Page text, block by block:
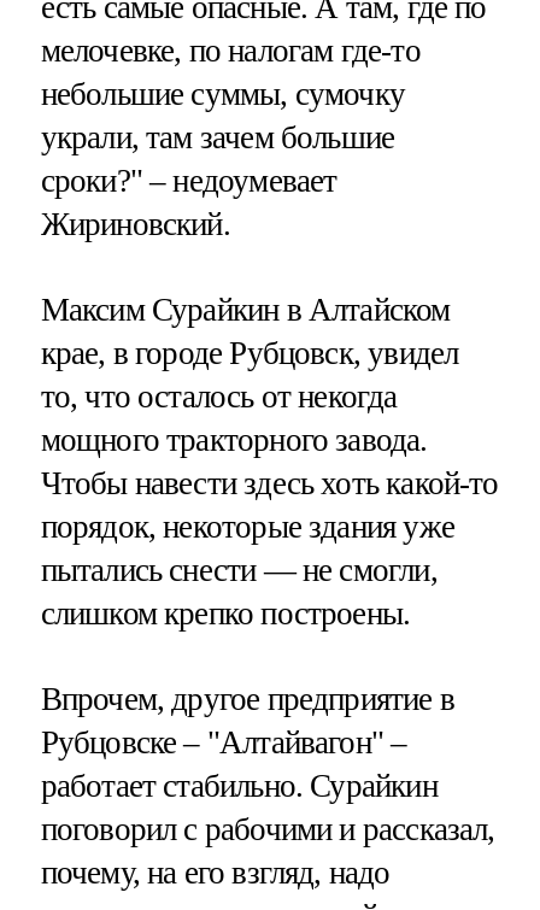
мелочевке, по налогам где-то
небольшие суммы, сумочку
украли, там зачем большие
сроки?" – недоумевает
Жириновский.
Максим Сурайкин в Алтайском
крае, в городе Рубцовск, увидел
то, что осталось от некогда
мощного тракторного завода.
Чтобы навести здесь хоть какой-то
порядок, некоторые здания уже
пытались снести — не смогли,
слишком крепко построены.
Впрочем, другое предприятие в
Рубцовске – "Алтайвагон" –
работает стабильно. Сурайкин
поговорил с рабочими и рассказал,
почему, на его взгляд, надо